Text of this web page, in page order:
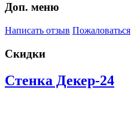
Доп. меню
Написать отзыв Пожаловаться
Скидки
Стенка Декер-24